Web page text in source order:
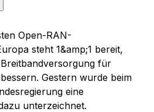
Open-RAN-
steht 1&amp;1 bereit,
für
Gestern wurde beim
eine
unterzeichnet.